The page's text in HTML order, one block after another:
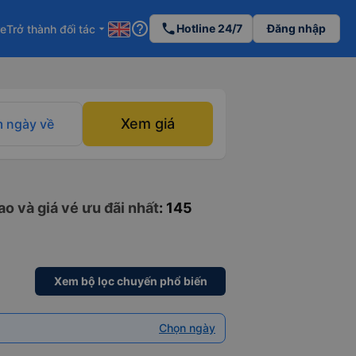
Trở thành đối tác arrow_drop_down help_outline phoneHotline 24/7 Đăng nhập
ngày về Xem giá
và giá vé ưu đãi nhất: 145
Xem bộ lọc chuyến phổ biến
Chọn ngày